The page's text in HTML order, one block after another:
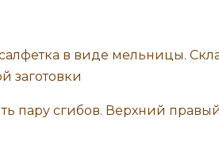
пару сгибов. Верхний